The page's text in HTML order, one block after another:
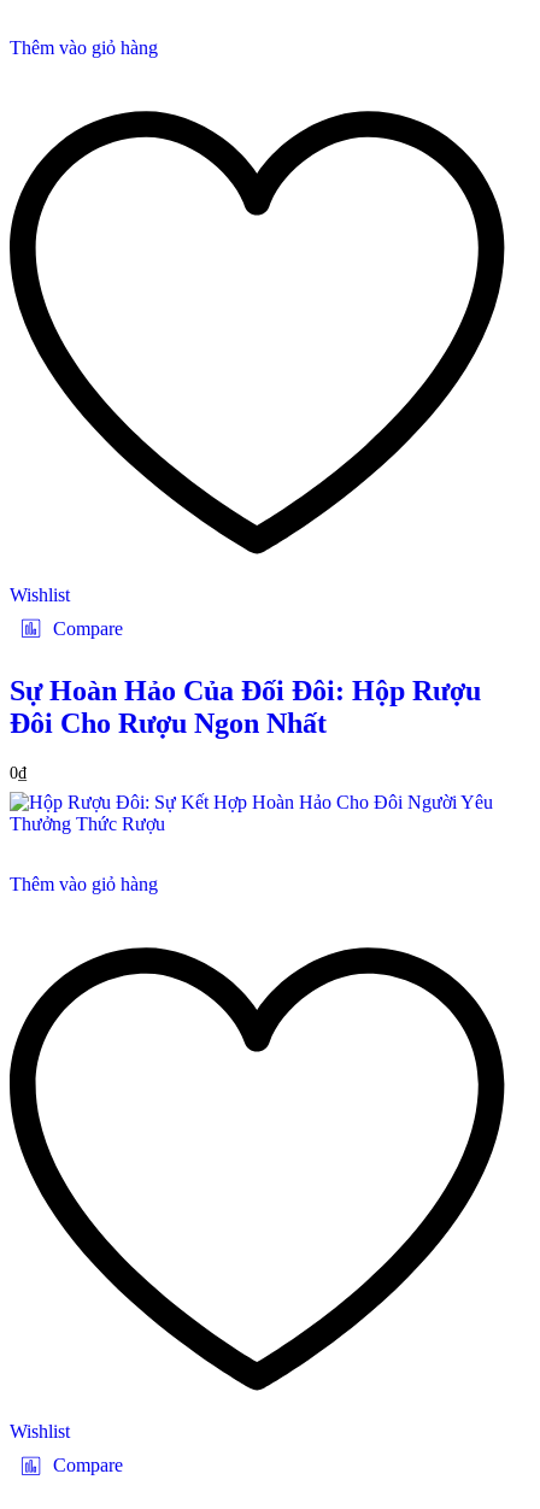
Thêm vào giỏ hàng
Wishlist
Compare
Sự Hoàn Hảo Của Đối Đôi: Hộp Rượu
Đôi Cho Rượu Ngon Nhất
0₫
Thêm vào giỏ hàng
Wishlist
Compare